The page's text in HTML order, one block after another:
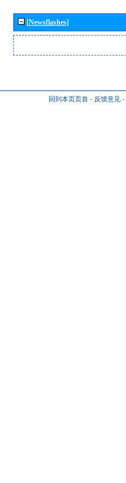
[Newsflashes]
回到本页页首 - 反馈意见 -